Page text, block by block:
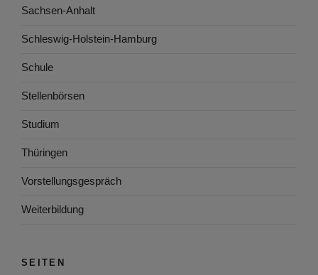
Sachsen-Anhalt
Schleswig-Holstein-Hamburg
Schule
Stellenbörsen
Studium
Thüringen
Vorstellungsgespräch
Weiterbildung
SEITEN